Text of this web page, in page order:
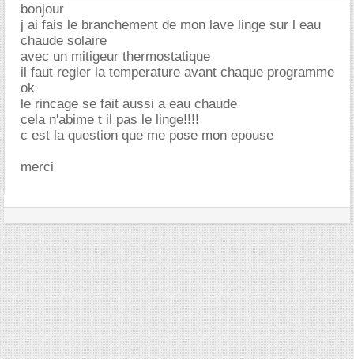
bonjour
j ai fais le branchement de mon lave linge sur l eau
chaude solaire
avec un mitigeur thermostatique
il faut regler la temperature avant chaque programme
ok
le rincage se fait aussi a eau chaude
cela n'abime t il pas le linge!!!!
c est la question que me pose mon epouse
merci